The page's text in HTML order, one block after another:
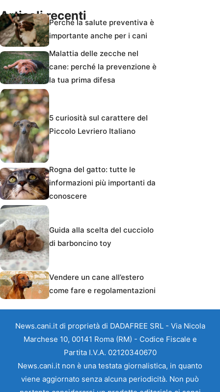
Articoli recentiPerché la salute preventiva è
importante anche per i cani
Malattia delle zecche nel
cane: perché la prevenzione è
la tua prima difesa
5 curiosità sul carattere del
Piccolo Levriero Italiano
Rogna del gatto: tutte le
informazioni più importanti da
conoscere
Guida alla scelta del cucciolo
di barboncino toy
Vendere un cane all’estero
come fare e regolamentazioni
News.cani.it di proprietà di DADAFREE SRL - Via Nicola
Marchese 10, 00141 Roma (RM) - Codice Fiscale e
Partita I.V.A. 02120340670
News.cani.it non è una testata giornalistica, in quanto
viene aggiornato senza alcuna periodicità. Non può